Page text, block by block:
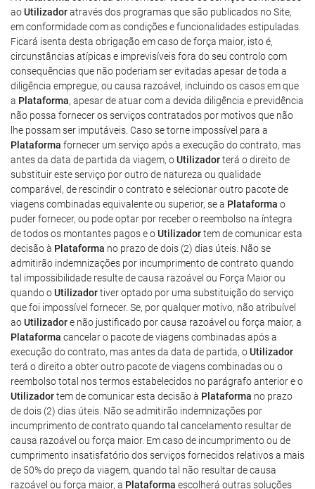
aoUtilizadoratravés dos programas que são publicados no Site,
em conformidade com as condições e funcionalidades estipuladas.
Ficará isenta desta obrigação em caso de força maior, isto é,
circunstâncias atípicas e imprevisíveis fora do seu controlo com
consequências que não poderiam ser evitadas apesar de toda a
diligência empregue, ou causa razoável, incluindo os casos em que
a Plataforma, apesar de atuar com a devida diligência e previdência
não possa fornecer os serviços contratados por motivos que não
lhe possam ser imputáveis. Caso se torne impossível para a
Plataforma fornecer um serviço após a execução do contrato, mas
antes da data de partida da viagem, oUtilizadorterá o direito de
substituir este serviço por outro de natureza ou qualidade
comparável, de rescindir o contrato e selecionar outro pacote de
viagens combinadas equivalente ou superior, se a Plataforma o
puder fornecer, ou pode optar por receber o reembolso na íntegra
de todos os montantes pagos e oUtilizadortem de comunicar esta
decisão à Plataforma no prazo de dois (2) dias úteis. Não se
admitirão indemnizações por incumprimento de contrato quando
tal impossibilidade resulte de causa razoável ou Força Maior ou
quando oUtilizadortiver optado por uma substituição do serviço
que foi impossível fornecer. Se, por qualquer motivo, não atribuível
aoUtilizadore não justificado por causa razoável ou força maior, a
Plataforma cancelar o pacote de viagens combinadas após a
execução do contrato, mas antes da data de partida, oUtilizador
terá o direito a obter outro pacote de viagens combinadas ou o
reembolso total nos termos estabelecidos no parágrafo anterior e o
Utilizadortem de comunicar esta decisão à Plataforma no prazo
de dois (2) dias úteis. Não se admitirão indemnizações por
incumprimento de contrato quando tal cancelamento resultar de
causa razoável ou força maior. Em caso de incumprimento ou de
cumprimento insatisfatório dos serviços fornecidos relativos a mais
de 50% do preço da viagem, quando tal não resultar de causa
razoável ou força maior, a Plataforma escolherá outras soluções